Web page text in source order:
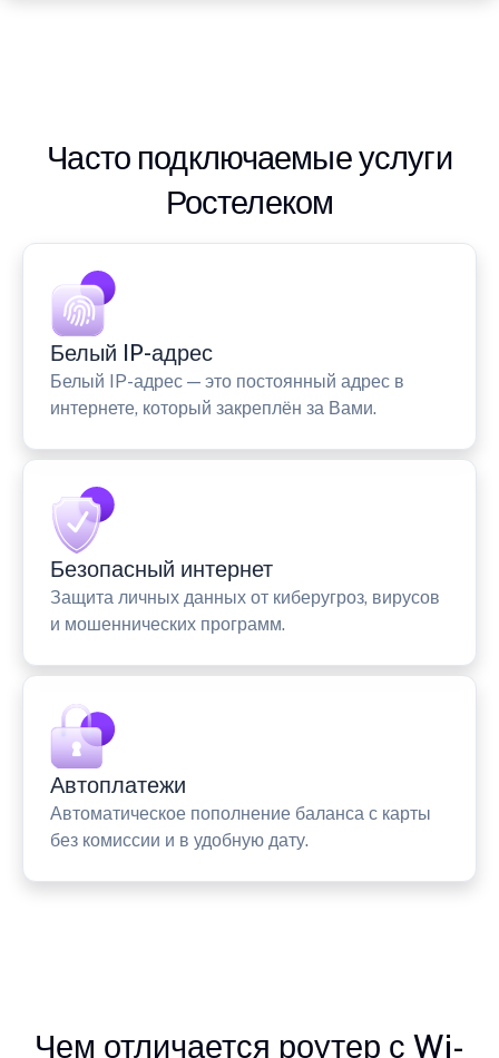
Часто подключаемые услуги
Ростелеком
Белый IP-адрес
Белый IP-адрес — это постоянный адрес в
интернете, который закреплён за Вами.
Безопасный интернет
Защита личных данных от киберугроз, вирусов
и мошеннических программ.
Автоплатежи
Автоматическое пополнение баланса с карты
без комиссии и в удобную дату.
Чем отличается роутер с Wi-